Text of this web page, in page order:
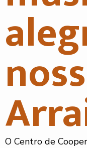
O Centro de